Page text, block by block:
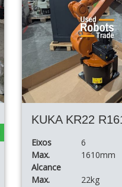
KUKA KR22
Eixos
6
Max.
Alcance
1610mm
Max.
22kg